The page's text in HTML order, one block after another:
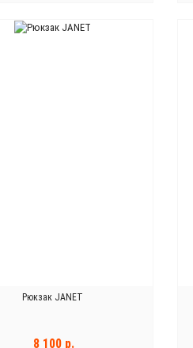
В КОРЗИНУ
Рюкзак JANET
8 100 р.